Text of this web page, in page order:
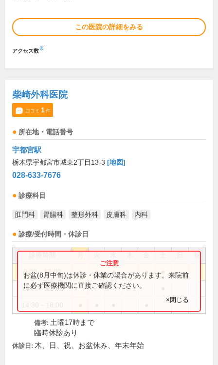
この医院の詳細をみる
アクセス数※
柴崎外科医院
口コミ 1件
所在地・電話番号
宇都宮駅
栃木県宇都宮市城東2丁目13-3 [地図]
028-633-7676
診療科目
肛門科 胃腸科 整形外科 皮膚科 内科
診療/受付時間・休診日
祝
9:00～12:00 ● ● ● ●
14:30～17:00
お盆(8月中旬)は休診・休業の場合があります。来院前
に必ず医療機関に直接ご確認ください。
×閉じる
備考: 土曜17時まで
臨時休診あり
休診日: 木、日、祝、お盆休み、年末年始